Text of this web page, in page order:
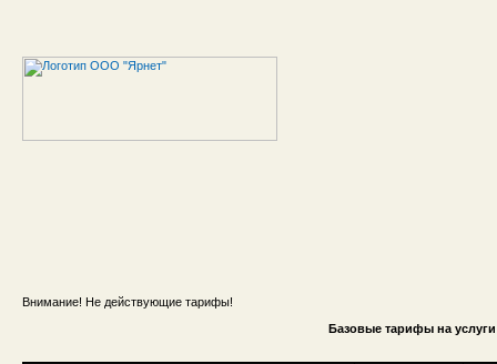
Внимание! Не действующие тарифы!
Базовые тарифы на услуги